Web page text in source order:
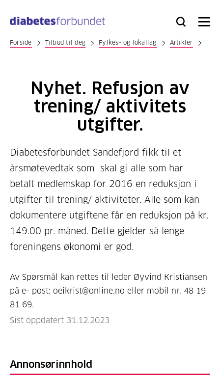
hovedinnhold
Bli
Logg
Søk Meny
Forside Tilbud til deg Fylkes- og lokallag Artikler
Nyhet. Refusjon av
trening/ aktivitets
utgifter.
Diabetesforbundet Sandefjord fikk til et
årsmøtevedtak som skal gi alle som har
betalt medlemskap for 2016 en reduksjon i
utgifter til trening/ aktiviteter. Alle som kan
dokumentere utgiftene får en reduksjon på kr.
149.00 pr. måned. Dette gjelder så lenge
foreningens økonomi er god.
Av Spørsmål kan rettes til leder Øyvind Kristiansen
på e- post: oeikrist@online.no eller mobil nr. 48 19
81 69.
Sist oppdatert 31.12.2023
Annonsørinnhold